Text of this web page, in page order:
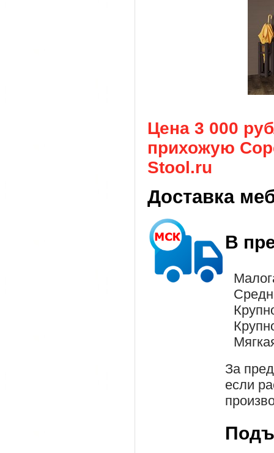
Цена 3 000
прихожую
Stool.ru
Доставка
В
За
если